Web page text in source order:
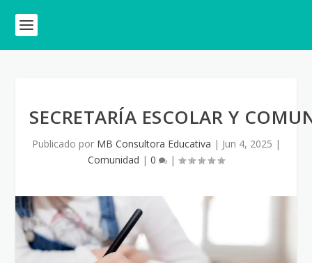
SECRETARÍA ESCOLAR Y
Publicado por MB Consultora Educativa | Jun 4, 2025 |
Comunidad | 0 |